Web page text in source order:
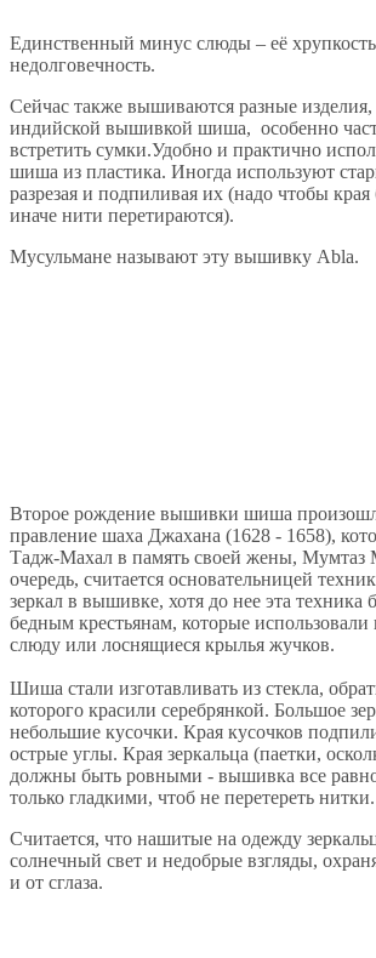
Единственный минус слюды – её
недолговечность.
Сейчас также вышиваются разные
индийской вышивкой шиша, особенно
встретить сумки.Удобно и практично
шиша из пластика. Иногда используют
разрезая и подпиливая их (надо чтобы
иначе нити перетираются).
Мусульмане называют эту вышивку Abla.
Второе рождение вышивки шиша
правление шаха Джахана (1628 - 1658),
Тадж-Махал в память своей жены, Мумтаз
очередь, считается основательницей
зеркал в вышивке, хотя до нее эта техника
бедным крестьянам, которые использовали
слюду или лоснящиеся крылья жучков.
Шиша стали изготавливать из стекла,
которого красили серебрянкой. Большое
небольшие кусочки. Края кусочков
острые углы. Края зеркальца (паетки,
должны быть ровными - вышивка все равно
только гладкими, чтоб не перетереть нитки.
Считается, что нашитые на одежду
солнечный свет и недобрые взгляды,
и от сглаза.